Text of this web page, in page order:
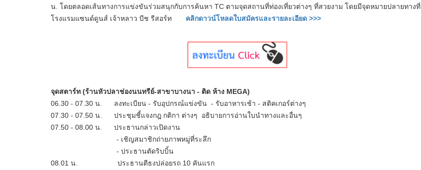
น. โดยตลอดเส้นทางการแข่งขันร่วมสนุกกับการค้นหา TC ตามจุดสถานที่ท่องเที่ยวต่างๆ ที่สวยงาม โดยมีจุดหมายปลายทางที่
โรงแรมแซนด์ดูนส์ เจ้าหลาว บีช รีสอร์ท
คลิกดาวน์โหลดใบสมัครและรายละเอียด >>>
จุดสตาร์ท (ร้านหัวปลาช่องนนทรีย์-สาขาบางนา - ติด ห้าง MEGA)
06.30 - 07.30 น.
ลงทะเบียน - รับอุปกรณ์แข่งขัน - รับอาหารเช้า - สติคเกอร์ต่างๆ
07.30 - 07.50 น.
ประชุมชี้แจงกฎ กติกา ต่างๆ อธิบายการอ่านใบนำทางและอื่นๆ
07.50 - 08.00 น.
ประธานกล่าวเปิดงาน
- เชิญสมาชิกถ่ายภาพหมู่ที่ระลึก
- ประธานตัดริบบิ้น
08.01 น.
ประธานตีธงปล่อยรถ 10 คันแรก